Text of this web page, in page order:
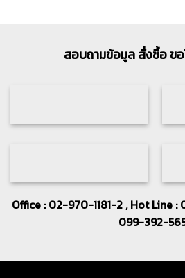
สอบถามข้อมูล สั่งซื้อ ขอ
Office : 02-970-1181-2 , Hot Line :
099-392-